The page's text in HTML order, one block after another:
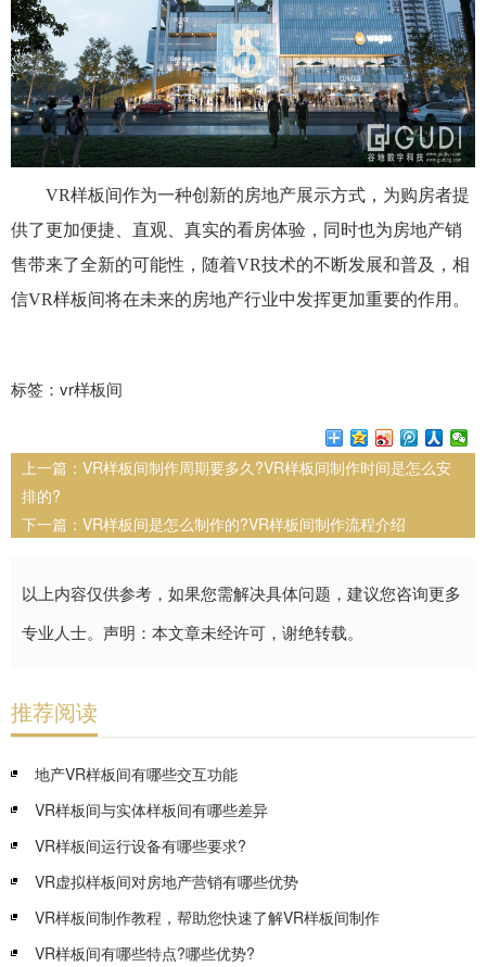
VR样板间作为一种创新的房地产展示方式，为购房者提
供了更加便捷、直观、真实的看房体验，同时也为房地产销
售带来了全新的可能性，随着VR技术的不断发展和普及，相
信VR样板间将在未来的房地产行业中发挥更加重要的作用。
标签：vr样板间
上一篇： VR样板间制作周期要多久?VR样板间制作时间是怎么安
排的?
下一篇： VR样板间是怎么制作的?VR样板间制作流程介绍
以上内容仅供参考，如果您需解决具体问题，建议您咨询更多
专业人士。声明：本文章未经许可，谢绝转载。
推荐阅读
地产VR样板间有哪些交互功能
VR样板间与实体样板间有哪些差异
VR样板间运行设备有哪些要求?
VR虚拟样板间对房地产营销有哪些优势
VR样板间制作教程，帮助您快速了解VR样板间制作
VR样板间有哪些特点?哪些优势?